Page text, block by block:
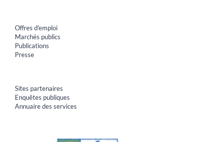
Offres d'emploi
Marchés publics
Publications
Presse
Sites partenaires
Enquêtes publiques
Annuaire des services